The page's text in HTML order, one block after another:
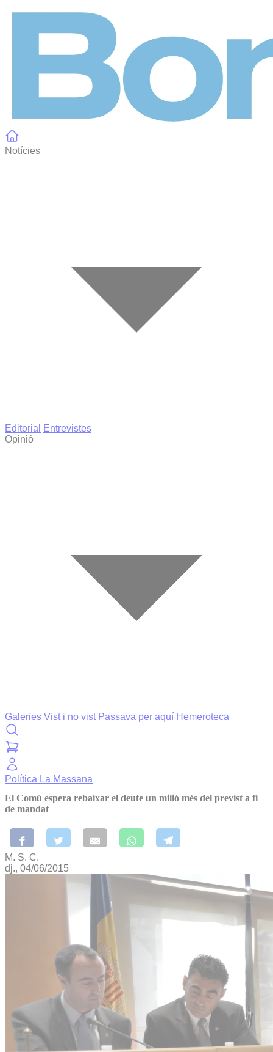
Notícies
Editorial
Entrevistes
Opinió
Galeries Vist i no vist Passava per aquí Hemeroteca
Política La Massana
El Comú espera rebaixar el deute un milió més del previst a fi
de mandat
M. S. C.
dj., 04/06/2015